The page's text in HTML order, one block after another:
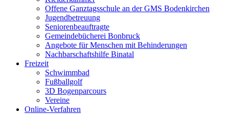
Offene Ganztagsschule an der GMS Bodenkirchen
Jugendbetreuung
Seniorenbeauftragte
Gemeindebücherei Bonbruck
Angebote für Menschen mit Behinderungen
Nachbarschaftshilfe Binatal
Freizeit
Schwimmbad
Fußballgolf
3D Bogenparcours
Vereine
Online-Verfahren